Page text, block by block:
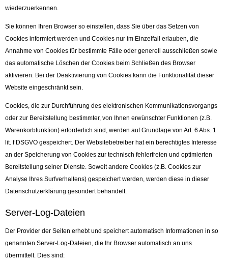
wiederzuerkennen.
Sie können Ihren Browser so einstellen, dass Sie über das Setzen von
Cookies informiert werden und Cookies nur im Einzelfall erlauben, die
Annahme von Cookies für bestimmte Fälle oder generell ausschließen sowie
das automatische Löschen der Cookies beim Schließen des Browser
aktivieren. Bei der Deaktivierung von Cookies kann die Funktionalität dieser
Website eingeschränkt sein.
Cookies, die zur Durchführung des elektronischen Kommunikationsvorgangs
oder zur Bereitstellung bestimmter, von Ihnen erwünschter Funktionen (z.B.
Warenkorbfunktion) erforderlich sind, werden auf Grundlage von Art. 6 Abs. 1
lit. f DSGVO gespeichert. Der Websitebetreiber hat ein berechtigtes Interesse
an der Speicherung von Cookies zur technisch fehlerfreien und optimierten
Bereitstellung seiner Dienste. Soweit andere Cookies (z.B. Cookies zur
Analyse Ihres Surfverhaltens) gespeichert werden, werden diese in dieser
Datenschutzerklärung gesondert behandelt.
Server-Log-Dateien
Der Provider der Seiten erhebt und speichert automatisch Informationen in so
genannten Server-Log-Dateien, die Ihr Browser automatisch an uns
übermittelt. Dies sind: